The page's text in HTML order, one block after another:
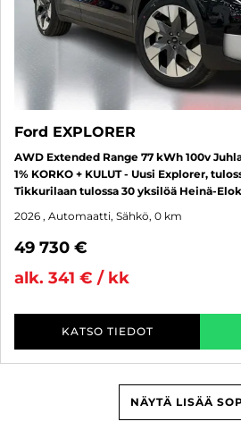
Ford EXPLORER
AWD Extended Range 77 kWh 100v
1% KORKO + KULUT - Uusi Explorer,
Tikkurilaan tulossa 30 yksilöä Heinä-
2026 , Automaatti, Sähkö, 0 km
49 730 €
alk. 341 € / kk
KATSO TIEDOT
NÄYTÄ LISÄÄ